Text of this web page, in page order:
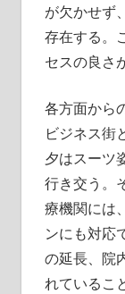
が欠かせず
存在する。
セスの良さ
各方面から
ビジネス街
夕はスーツ
行き交う。
療機関には
ンにも対応
の延長、院
れているこ